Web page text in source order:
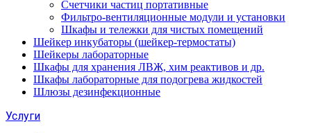
Счетчики частиц портативные
Фильтро-вентиляционные модули и установки
Шкафы и тележки для чистых помещений
Шейкер инкубаторы (шейкер-термостаты)
Шейкеры лабораторные
Шкафы для хранения ЛВЖ, хим реактивов и др.
Шкафы лабораторные для подогрева жидкостей
Шлюзы дезинфекционные
Услуги